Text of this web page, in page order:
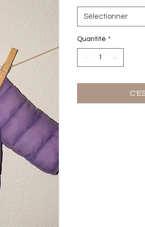
Sélectionner
Quantité *